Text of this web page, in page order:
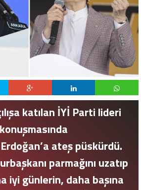
katılan İYİ Parti lideri
ateş püskürdü.
parmağını uzatıp
iyi günlerin, daha başına